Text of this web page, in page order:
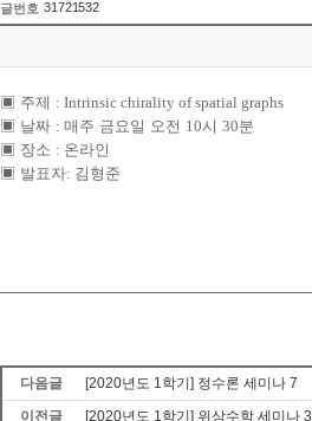
글번호 31721532
▣ 주제 : Intrinsic chirality of spatial graphs
▣ 날짜 : 매주 금요일 오전 10시 30분
▣ 장소 : 온라인
▣ 발표자: 김형준
다음글
[2020년도 1학기] 정수론 세미나 7
이전글
[2020년도 1학기] 위상수학 세미나 3